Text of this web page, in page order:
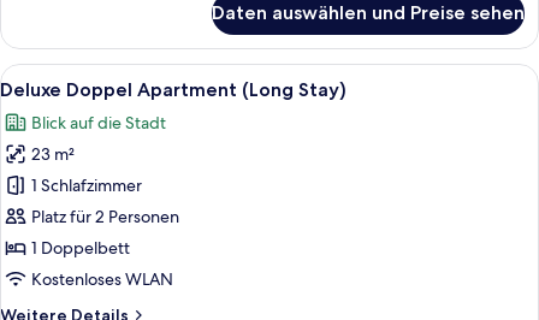
Doppel
Apartment
(Long
Daten auswählen und Preise sehen
Alle
Fotos
für
Deluxe
Doppel
Apartment
(Long
Stay)
Ein Hotelzimmer mit einem Bett,
11
Deluxe Doppel Apartment (Long Stay)
Blick auf die Stadt
23 m²
1 Schlafzimmer
Platz für 2 Personen
1 Doppelbett
Kostenloses WLAN
Weitere Details
Weitere